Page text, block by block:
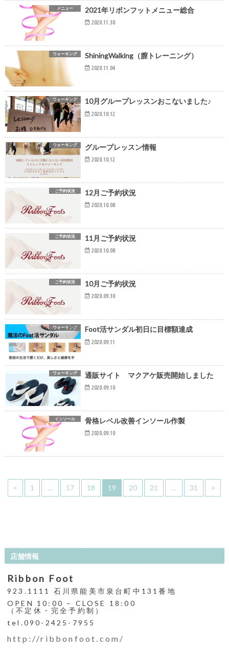
メニュー 2021年リボンフットメニュー総合
2020.11.30
ウォーキング ShiningWalking（膣トレーニング）
2020.11.04
ウォーキング 10月グループレッスンおこないました♪
2020.10.12
ウォーキング グループレッスン情報
2020.10.12
ご予約状況 12月ご予約状況
2020.10.08
ご予約状況 11月ご予約状況
2020.10.08
ご予約状況 10月ご予約状況
2020.09.30
ウォーキング Foot活サンダル初日に目標額達成
2020.09.11
ウォーキング 通販サイト マクアケ販売開始しました
2020.09.10
インソール 骨格レベル改善インソール作製
2020.09.10
< 1 … 17 18 19 20 21 … 31 >
店舗情報
Ribbon Foot
923.1111 石川県能美市泉台町中131番地
OPEN 10:00 – CLOSE 18:00
（不定休・完全予約制）
tel.090-2425-7955
http://ribbonfoot.com/